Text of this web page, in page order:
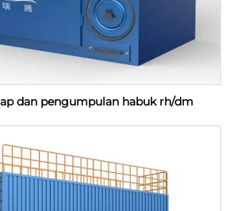
dan pengumpulan habuk rh/dm